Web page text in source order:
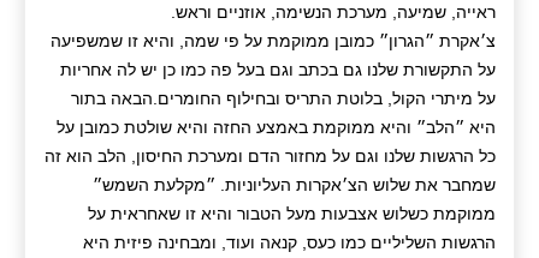
ראייה, שמיעה, מערכת הנשימה, אוזניים וראש.
צ׳אקרת ״הגרון״ כמובן ממוקמת על פי שמה, והיא זו שמשפיעה
על התקשורת שלנו גם בכתב וגם בעל פה כמו כן יש לה אחריות
על מיתרי הקול, בלוטת התריס ובחילוף החומרים.הבאה בתור
היא ״הלב״ והיא ממוקמת באמצע החזה והיא שולטת כמובן על
כל הרגשות שלנו וגם על מחזור הדם ומערכת החיסון, הלב הוא זה
שמחבר את שלוש הצ׳אקרות העליוניות. ״מקלעת השמש״
ממוקמת כשלוש אצבעות מעל הטבור והיא זו שאחראית על
הרגשות השליליים כמו כעס, קנאה ועוד, ומבחינה פיזית היא